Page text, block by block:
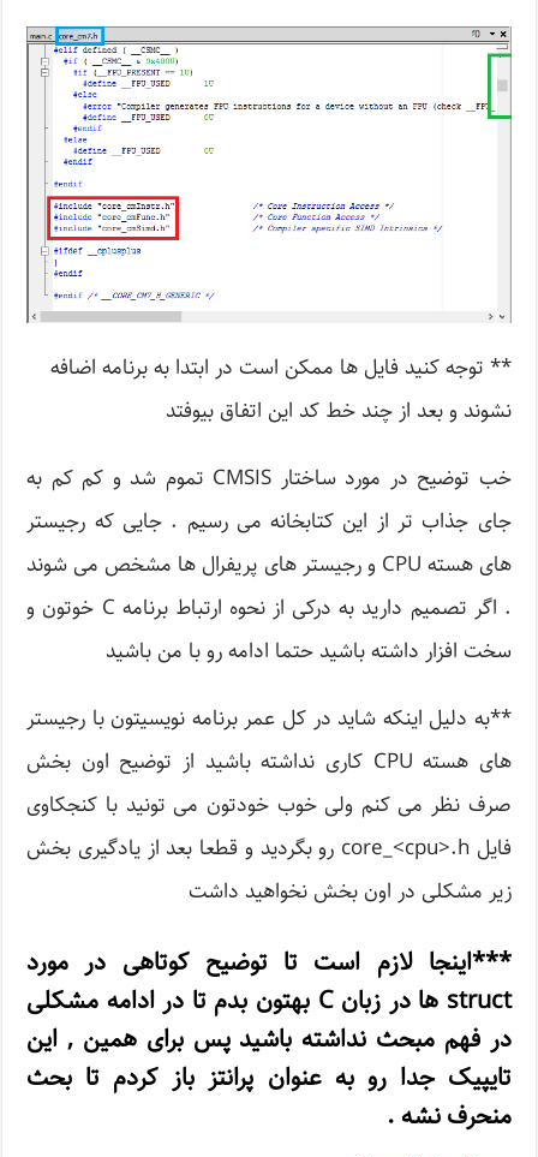
** توجه کنید فایل ها ممکن است در ابتدا به برنامه اضافه
نشوند و بعد از چند خط کد این اتفاق بیوفتد
خب توضیح در مورد ساختار CMSIS تموم شد و کم کم به
جای جذاب تر از این کتابخانه می رسیم . جایی که رجیستر
های هسته CPU و رجیستر های پریفرال ها مشخص می شوند
. اگر تصمیم دارید به درکی از نحوه ارتباط برنامه C خوتون و
سخت افزار داشته باشید حتما ادامه رو با من باشید
**به دلیل اینکه شاید در کل عمر برنامه نویسیتون با رجیستر
های هسته CPU کاری نداشته باشید از توضیح اون بخش
صرف نظر می کنم ولی خوب خودتون می تونید با کنجکاوی
فایل core_<cpu>.h رو بگردید و قطعا بعد از یادگیری بخش
زیر مشکلی در اون بخش نخواهید داشت
***اینجا لازم است تا توضیح کوتاهی در مورد
struct ها در زبان C بهتون بدم تا در ادامه مشکلی
در فهم مبحث نداشته باشید پس برای همین , این
تایپیک جدا رو به عنوان پرانتز باز کردم تا بحث
منحرف نشه .